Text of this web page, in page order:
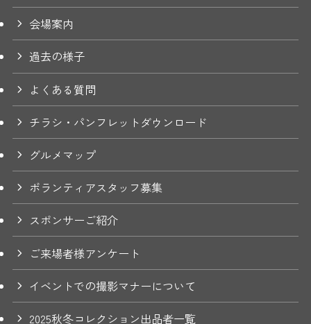
会場案内
過去の様子
よくある質問
チラシ・パンフレットダウンロード
グルメマップ
ボランティアスタッフ募集
スポンサーご紹介
ご来場者様アンケート
イベントでの撮影マナーについて
2025秋冬コレクション出品者一覧